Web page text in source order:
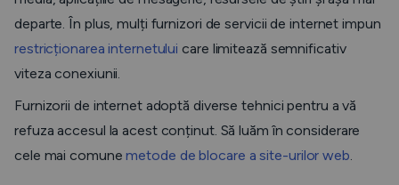
departe. În plus, mulți furnizori de servicii de internet impun
restricționarea internetului care limitează semnificativ
viteza conexiunii.
Furnizorii de internet adoptă diverse tehnici pentru a vă
refuza accesul la acest conținut. Să luăm în considerare
cele mai comunemetode de blocare a site-urilor web.